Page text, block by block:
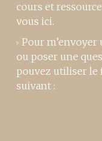
cours et
vous ici.
Pour m’envoyer
ou poser une
pouvez utiliser le
suivant :